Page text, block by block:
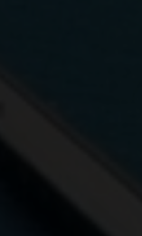
ให้บริ